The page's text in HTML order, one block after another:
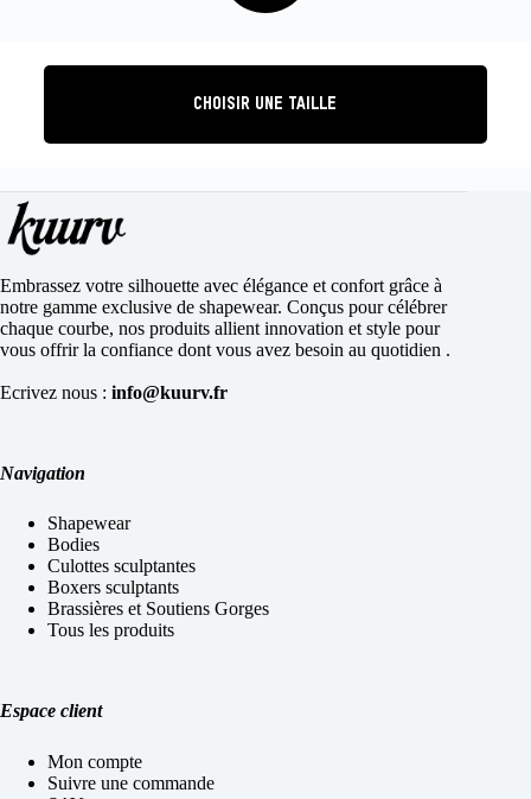
CHOISIR UNE TAILLE
Embrassez votre silhouette avec élégance et confort grâce à
notre gamme exclusive de shapewear. Conçus pour célébrer
chaque courbe, nos produits allient innovation et style pour
vous offrir la confiance dont vous avez besoin au quotidien .
Ecrivez nous : info@kuurv.fr
Navigation
Shapewear
Bodies
Culottes sculptantes
Boxers sculptants
Brassières et Soutiens Gorges
Tous les produits
Espace client
Mon compte
Suivre une commande